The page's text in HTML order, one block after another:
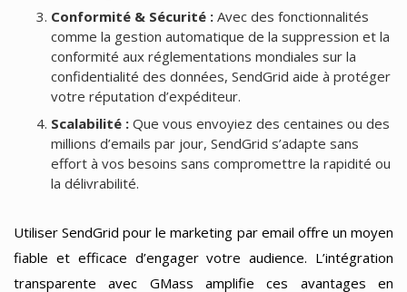
Conformité & Sécurité :Avec des fonctionnalités
comme la gestion automatique de la suppression et la
conformité aux réglementations mondiales sur la
confidentialité des données, SendGrid aide à protéger
votre réputation d’expéditeur.
Scalabilité :Que vous envoyiez des centaines ou des
millions d’emails par jour, SendGrid s’adapte sans
effort à vos besoins sans compromettre la rapidité ou
la délivrabilité.
Utiliser SendGrid pour le marketing par email offre un moyen
fiable et efficace d’engager votre audience. L’intégration
transparente avec GMass amplifie ces avantages en